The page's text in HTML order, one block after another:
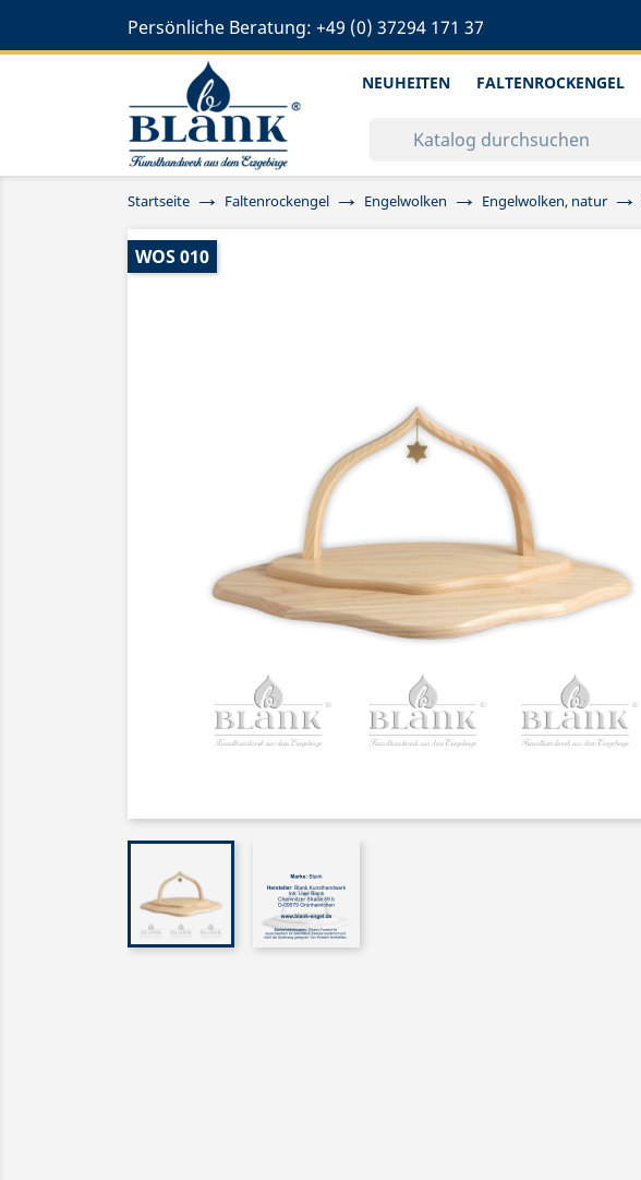
Persönliche Beratung: +49 (0) 37294 171 37
NEUHEITEN FALTENROCKENGEL
Startseite Faltenrockengel Engelwolken Engelwolken, natur
WOS 010